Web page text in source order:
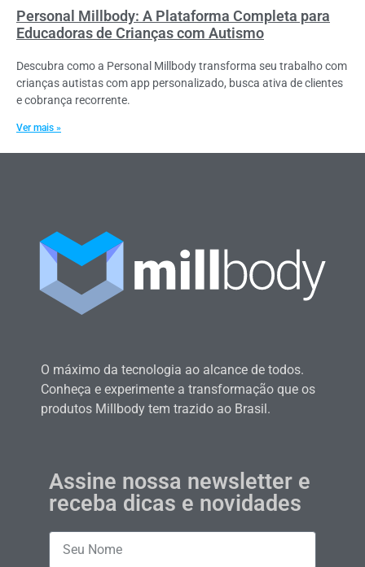
Personal Millbody: A Plataforma Completa para
Educadoras de Crianças com Autismo
Descubra como a Personal Millbody transforma seu trabalho com
crianças autistas com app personalizado, busca ativa de clientes
e cobrança recorrente.
Ver mais »
O máximo da tecnologia ao alcance de todos.
Conheça e experimente a transformação que os
produtos Millbody tem trazido ao Brasil.
Assine nossa newsletter e
receba dicas e novidades